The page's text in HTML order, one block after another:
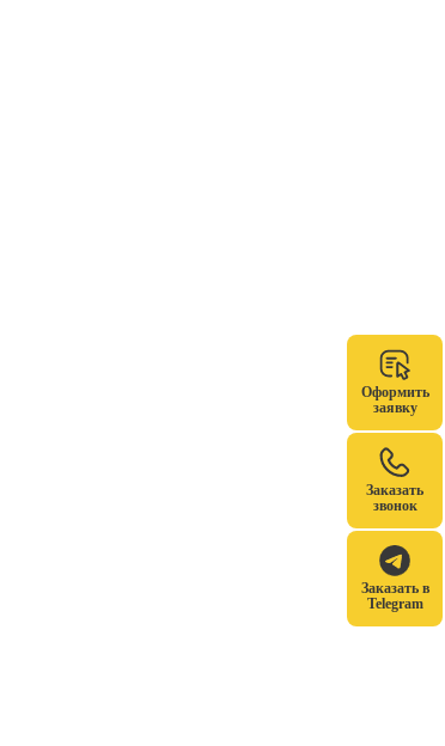
Оформить
заявку
Заказать
звонок
Заказать в
Telegram